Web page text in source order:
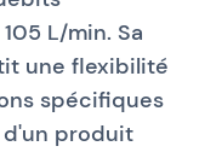
L/min. Sa
une flexibilité
spécifiques
d'un produit